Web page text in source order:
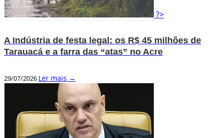
?>
A Indústria de festa legal: os R$ 45 milhões de
Tarauacá e a farra das “atas” no Acre
29/07/2026 Ler mais →